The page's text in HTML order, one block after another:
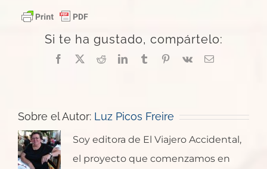
Si te ha gustado, compártelo:
Facebook
X RedditLinkedInTumblrPinterest
Vk
Correo
Sobre el Autor: Luz Picos Freire
Soy editora de El Viajero Accidental,
el proyecto que comenzamos en